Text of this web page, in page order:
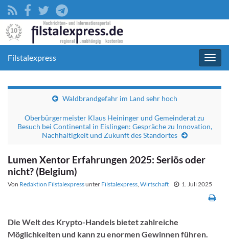
Filstalexpress
Waldbrandgefahr im Land sehr hoch
Oberbürgermeister Klaus Heininger und Gemeinderat zu
Besuch bei Continental in Eislingen: Gespräche zu Innovation,
Nachhaltigkeit und Zukunft des Standortes
Lumen Xentor Erfahrungen 2025: Seriös oder
nicht? (Belgium)
Von Redaktion Filstalexpressunter Filstalexpress, Wirtschaft 1. Juli 2025
Die Welt des Krypto-Handels bietet zahlreiche
Möglichkeiten und kann zu enormen Gewinnen führen.